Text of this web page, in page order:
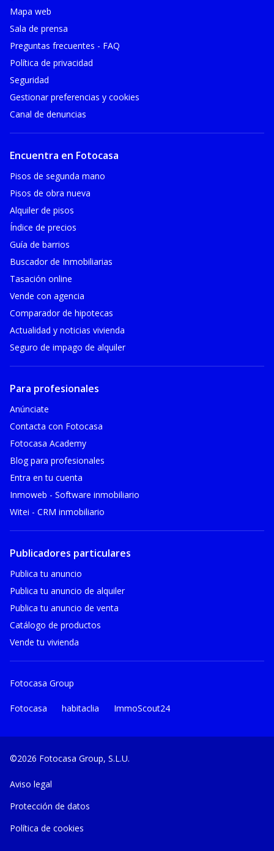
Mapa web
Sala de prensa
Preguntas frecuentes - FAQ
Política de privacidad
Seguridad
Gestionar preferencias y cookies
Canal de denuncias
Encuentra en Fotocasa
Pisos de segunda mano
Pisos de obra nueva
Alquiler de pisos
Índice de precios
Guía de barrios
Buscador de Inmobiliarias
Tasación online
Vende con agencia
Comparador de hipotecas
Actualidad y noticias vivienda
Seguro de impago de alquiler
Para profesionales
Anúnciate
Contacta con Fotocasa
Fotocasa Academy
Blog para profesionales
Entra en tu cuenta
Inmoweb - Software inmobiliario
Witei - CRM inmobiliario
Publicadores particulares
Publica tu anuncio
Publica tu anuncio de alquiler
Publica tu anuncio de venta
Catálogo de productos
Vende tu vivienda
Fotocasa Group
Fotocasa habitaclia ImmoScout24
©2026 Fotocasa Group, S.L.U.
Aviso legal
Protección de datos
Política de cookies